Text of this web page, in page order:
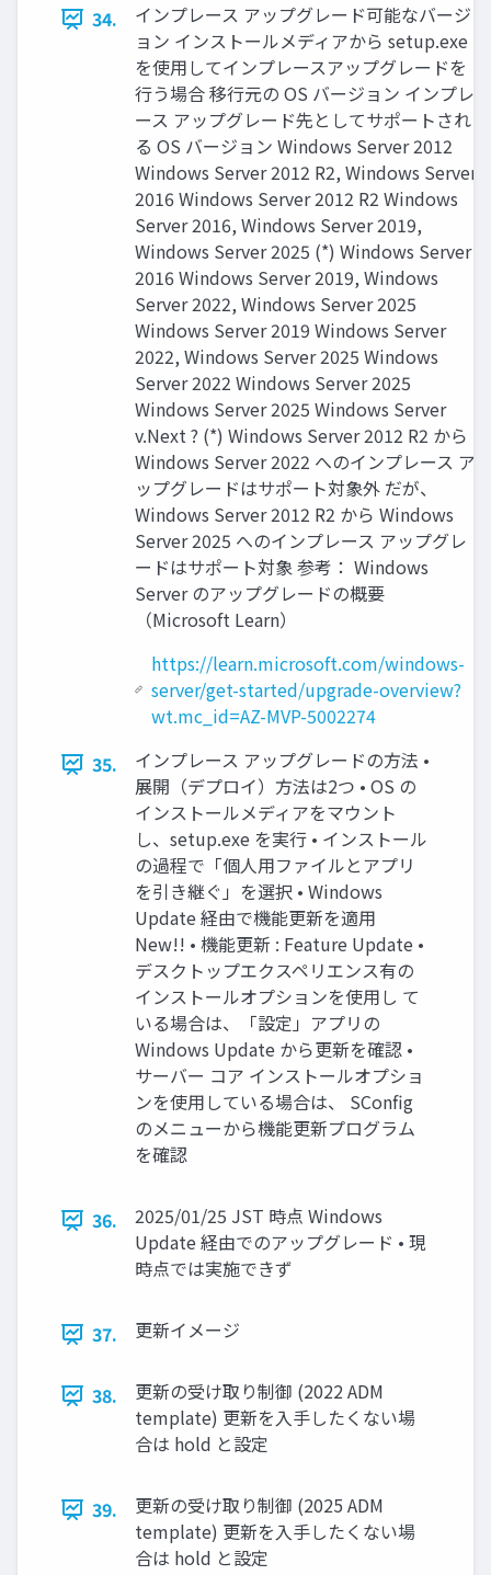
34.
インプレース アップグレード可能なバージ
ョン インストールメディアから setup.exe
を使用してインプレースアップグレードを
行う場合 移行元の OS バージョン インプレ
ース アップグレード先としてサポートされ
る OS バージョン Windows Server 2012
Windows Server 2012 R2, Windows Server
2016 Windows Server 2012 R2 Windows
Server 2016, Windows Server 2019,
Windows Server 2025 (*) Windows Server
2016 Windows Server 2019, Windows
Server 2022, Windows Server 2025
Windows Server 2019 Windows Server
2022, Windows Server 2025 Windows
Server 2022 Windows Server 2025
Windows Server 2025 Windows Server
v.Next ? (*) Windows Server 2012 R2 から
Windows Server 2022 へのインプレース ア
ップグレードはサポート対象外 だが、
Windows Server 2012 R2 から Windows
Server 2025 へのインプレース アップグレ
ードはサポート対象 参考： Windows
Server のアップグレードの概要
（Microsoft Learn）
https://learn.microsoft.com/windows-
server/get-started/upgrade-overview?
wt.mc_id=AZ-MVP-5002274
35.
インプレース アップグレードの方法 •
展開（デプロイ）方法は2つ • OS の
インストールメディアをマウント
し、setup.exe を実行 • インストール
の過程で「個人用ファイルとアプリ
を引き継ぐ」を選択 • Windows
Update 経由で機能更新を適用
New!! • 機能更新 : Feature Update •
デスクトップエクスペリエンス有の
インストールオプションを使用し て
いる場合は、「設定」アプリの
Windows Update から更新を確認 •
サーバー コア インストールオプショ
ンを使用している場合は、 SConfig
のメニューから機能更新プログラム
を確認
36.
2025/01/25 JST 時点 Windows
Update 経由でのアップグレード • 現
時点では実施できず
37. 更新イメージ
38.
更新の受け取り制御 (2022 ADM
template) 更新を入手したくない場
合は hold と設定
39.
更新の受け取り制御 (2025 ADM
template) 更新を入手したくない場
合は hold と設定